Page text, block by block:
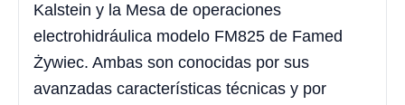
Kalstein y la Mesa de operaciones
electrohidráulica modelo FM825 de Famed
Żywiec. Ambas son conocidas por sus
avanzadas características técnicas y por